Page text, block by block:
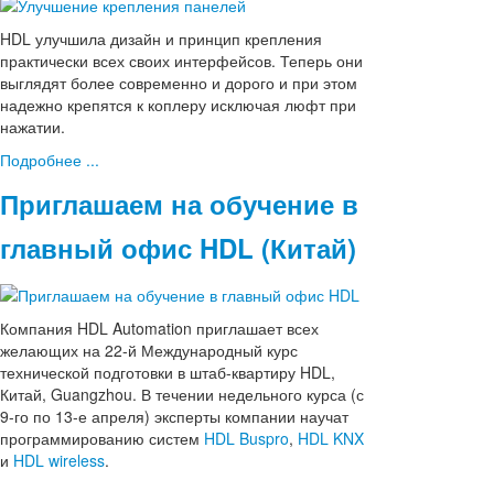
HDL улучшила дизайн и принцип крепления
практически всех своих интерфейсов. Теперь они
выглядят более современно и дорого и при этом
надежно крепятся к коплеру исключая люфт при
нажатии.
Подробнее ...
Приглашаем на обучение в
главный офис HDL (Китай)
Компания HDL Automation приглашает всех
желающих на 22-й Международный курс
технической подготовки в штаб-квартиру HDL,
Китай, Guangzhou. В течении недельного курса (с
9-го по 13-е апреля) эксперты компании научат
программированию систем HDL Buspro, HDL KNX
и HDL wireless.